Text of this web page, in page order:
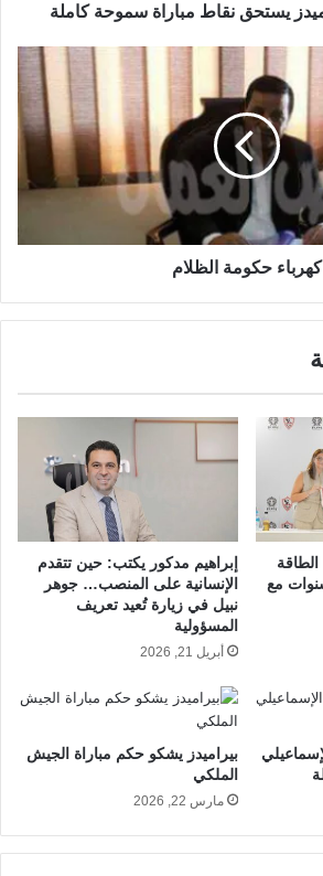
يستحق نقاط مباراة سموحة كاملة
كهرباء حكومة الظلام
مع
إبراهيم مدكور يكتب: حين تتقدم
الإنسانية على المنصب… جوهر
نبيل في زيارة تُعيد تعريف
المسؤولية
أبريل 21, 2026
بيراميدز يشكو حكم مباراة الجيش
الملكي
مارس 22, 2026